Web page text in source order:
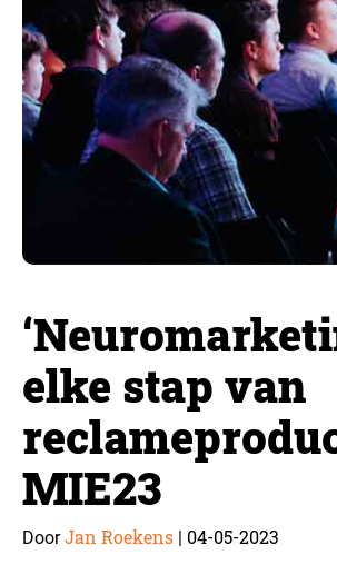
elke stap van
MIE23
DoorJan Roekens | 04-05-2023